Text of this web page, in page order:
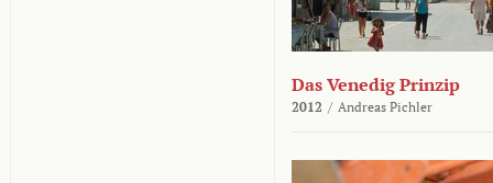
Das Venedig Prinzip
2012 / Andreas Pichler